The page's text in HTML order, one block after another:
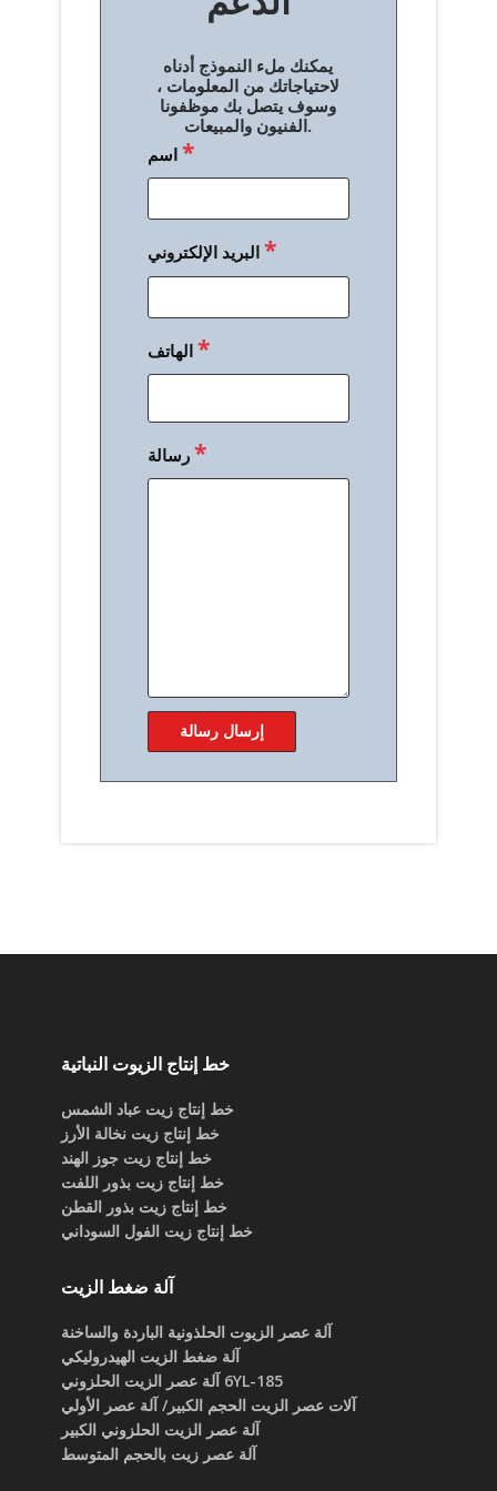
يمكنك ملء النموذج أدناه
لاحتياجاتك من المعلومات ،
وسوف يتصل بك موظفونا
الفنيون والمبيعات.
اسم*
البريد الإلكتروني*
الهاتف*
رسالة*
خط إنتاج الزيوت النباتية
خط إنتاج زيت عباد الشمس
خط إنتاج زيت نخالة الأرز
خط إنتاج زيت جوز الهند
خط إنتاج زيت بذور اللفت
خط إنتاج زيت بذور القطن
خط إنتاج زيت الفول السوداني
آلة ضغط الزيت
آلة عصر الزيوت الحلذونية الباردة والساخنة
آلة ضغط الزيت الهيدروليكي
6YL-185 آلة عصر الزيت الحلزوني
آلات عصر الزيت الحجم الكبير/ آلة عصر الأولي
آلة عصر الزيت الحلزوني الكبير
آلة عصر زيت بالحجم المتوسط